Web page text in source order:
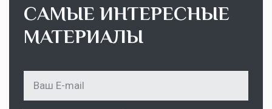
САМЫЕ ИНТЕРЕСНЫЕ
МАТЕРИАЛЫ